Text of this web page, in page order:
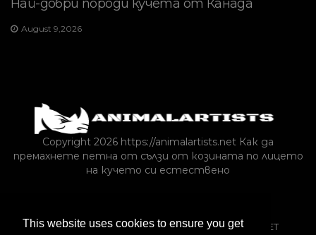
This website uses cookies to ensure you get
Най-добри породи кучета от Канада
August 9,2026
Copyright 2026 https://animalartists.net Как да
премахнете петна от сълзи от козината по лицето
на кучето си естествено
ЕКЗОТИЧНИ ДОМАШНИ ЛЮБИМЦИ
ASK-A-VET